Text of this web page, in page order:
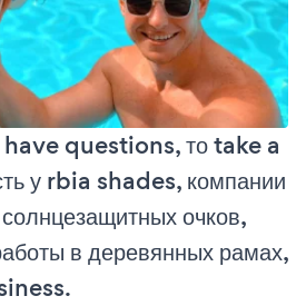
questions, то take a
у rbia shades, компании
очков,
в деревянных рамах,